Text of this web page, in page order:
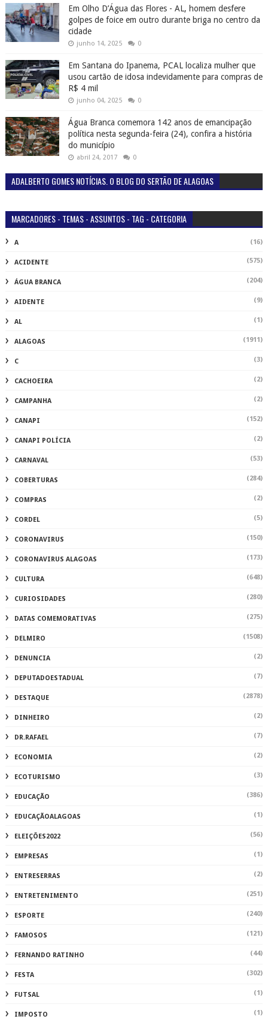
Em Olho D’Água das Flores - AL, homem desfere
golpes de foice em outro durante briga no centro da
cidade
junho 14, 2025 0
Em Santana do Ipanema, PCAL localiza mulher que
usou cartão de idosa indevidamente para compras de
R$ 4 mil
junho 04, 2025 0
Água Branca comemora 142 anos de emancipação
política nesta segunda-feira (24), confira a história
do município
abril 24, 2017 0
ADALBERTO GOMES NOTÍCIAS. O BLOG DO SERTÃO DE ALAGOAS
MARCADORES - TEMAS - ASSUNTOS - TAG - CATEGORIA
A (16)
ACIDENTE (575)
ÁGUA BRANCA (204)
AIDENTE (9)
AL (1)
ALAGOAS (1911)
C (3)
CACHOEIRA (2)
CAMPANHA (2)
CANAPI (152)
CANAPI POLÍCIA (2)
CARNAVAL (53)
COBERTURAS (284)
COMPRAS (2)
CORDEL (5)
CORONAVIRUS (150)
CORONAVIRUS ALAGOAS (173)
CULTURA (648)
CURIOSIDADES (280)
DATAS COMEMORATIVAS (275)
DELMIRO (1508)
DENUNCIA (2)
DEPUTADOESTADUAL (7)
DESTAQUE (2878)
DINHEIRO (2)
DR.RAFAEL (7)
ECONOMIA (2)
ECOTURISMO (3)
EDUCAÇÃO (386)
EDUCAÇÃOALAGOAS (1)
ELEIÇÕES2022 (56)
EMPRESAS (1)
ENTRESERRAS (2)
ENTRETENIMENTO (251)
ESPORTE (240)
FAMOSOS (121)
FERNANDO RATINHO (44)
FESTA (302)
FUTSAL (1)
IMPOSTO (1)